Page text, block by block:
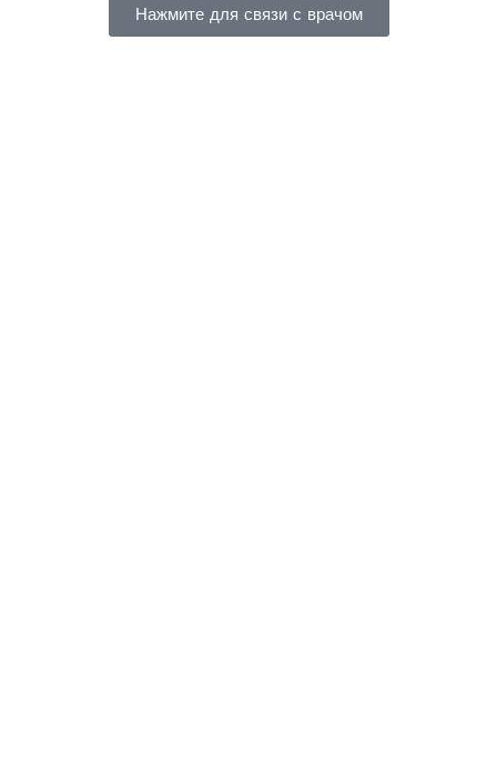
Нажмите для связи с врачом